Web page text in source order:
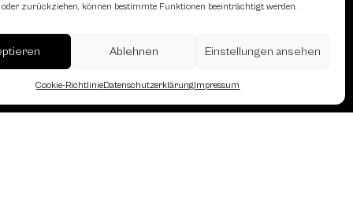
zurückziehen, können bestimmte Funktionen beeinträchtigt werden.
Ablehnen Einstellungen ansehen
Cookie-RichtlinieDatenschutzerklärungImpressum
des Österreichischen